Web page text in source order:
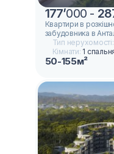
177’000 -
Квартири в
забудовника в
Тип
Кімнати: 1
50-155м²